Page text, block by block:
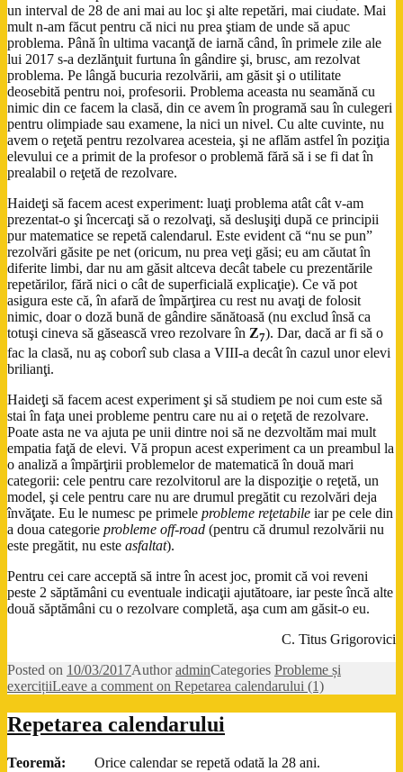
un interval de 28 de ani mai au loc şi alte repetări, mai ciudate. Mai
mult n-am făcut pentru că nici nu prea ştiam de unde să apuc
problema. Până în ultima vacanţă de iarnă când, în primele zile ale
lui 2017 s-a dezlănţuit furtuna în gândire şi, brusc, am rezolvat
problema. Pe lângă bucuria rezolvării, am găsit şi o utilitate
deosebită pentru noi, profesorii. Problema aceasta nu seamănă cu
nimic din ce facem la clasă, din ce avem în programă sau în culegeri
pentru olimpiade sau examene, la nici un nivel. Cu alte cuvinte, nu
avem o reţetă pentru rezolvarea acesteia, şi ne aflăm astfel în poziţia
elevului ce a primit de la profesor o problemă fără să i se fi dat în
prealabil o reţetă de rezolvare.
Haideţi să facem acest experiment: luaţi problema atât cât v-am
prezentat-o şi încercaţi să o rezolvaţi, să desluşiţi după ce principii
pur matematice se repetă calendarul. Este evident că “nu se pun”
rezolvări găsite pe net (oricum, nu prea veţi găsi; eu am căutat în
diferite limbi, dar nu am găsit altceva decât tabele cu prezentările
repetărilor, fără nici o cât de superficială explicaţie). Ce vă pot
asigura este că, în afară de împărţirea cu rest nu avaţi de folosit
nimic, doar o doză bună de gândire sănătoasă (nu exclud însă ca
totuşi cineva să găsească vreo rezolvare în Z7). Dar, dacă ar fi să o
fac la clasă, nu aş coborî sub clasa a VIII-a decât în cazul unor elevi
brilianţi.
Haideţi să facem acest experiment şi să studiem pe noi cum este să
stai în faţa unei probleme pentru care nu ai o reţetă de rezolvare.
Poate asta ne va ajuta pe unii dintre noi să ne dezvoltăm mai mult
empatia faţă de elevi. Vă propun acest experiment ca un preambul la
o analiză a împărţirii problemelor de matematică în două mari
categorii: cele pentru care rezolvitorul are la dispoziţie o reţetă, un
model, şi cele pentru care nu are drumul pregătit cu rezolvări deja
învăţate. Eu le numesc pe primele probleme reţetabile iar pe cele din
a doua categorie probleme off-road (pentru că drumul rezolvării nu
este pregătit, nu este asfaltat).
Pentru cei care acceptă să intre în acest joc, promit că voi reveni
peste 2 săptămâni cu eventuale indicaţii ajutătoare, iar peste încă alte
două săptămâni cu o rezolvare completă, aşa cum am găsit-o eu.
C. Titus Grigorovici
Posted on 10/03/2017AuthoradminCategories Probleme și
exercițiiLeave a comment on Repetarea calendarului (1)
Repetarea calendarului
Teoremă: Orice calendar se repetă odată la 28 ani.